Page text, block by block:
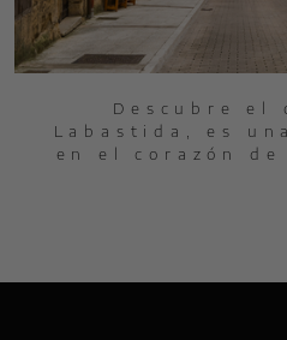
Descubre el
Labastida, es
en el corazón de